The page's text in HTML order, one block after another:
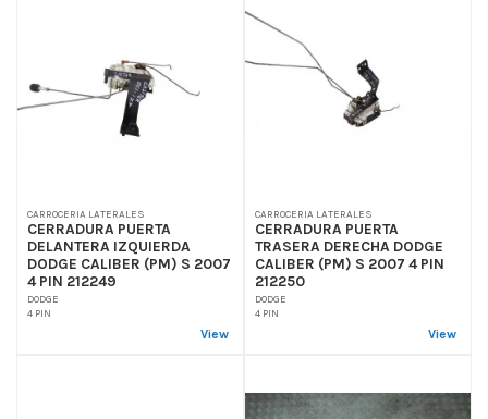
CARROCERIA LATERALES
CERRADURA PUERTA
DELANTERA IZQUIERDA
DODGE CALIBER (PM) S 2007
4 PIN 212249
DODGE
4 PIN
View
CARROCERIA LATERALES
CERRADURA PUERTA
TRASERA DERECHA DODGE
CALIBER (PM) S 2007 4 PIN
212250
DODGE
4 PIN
View